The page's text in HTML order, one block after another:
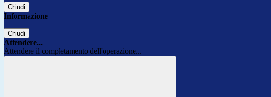
Chiudi
Informazione
Chiudi
Attendere...
Attendere il completamento dell'operazione...